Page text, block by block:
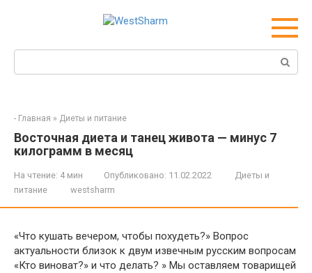
- Главная » Диеты и питание
Восточная диета и танец живота — минус 7
килограмм в месяц
На чтение: 4 мин Опубликовано: 11.02.2022
Диеты и
питание
westsharm
«Что кушать вечером, чтобы похудеть?» Вопрос
актуальности близок к двум извечным русским вопросам
«Кто виноват?» и что делать? » Мы оставляем товарищей